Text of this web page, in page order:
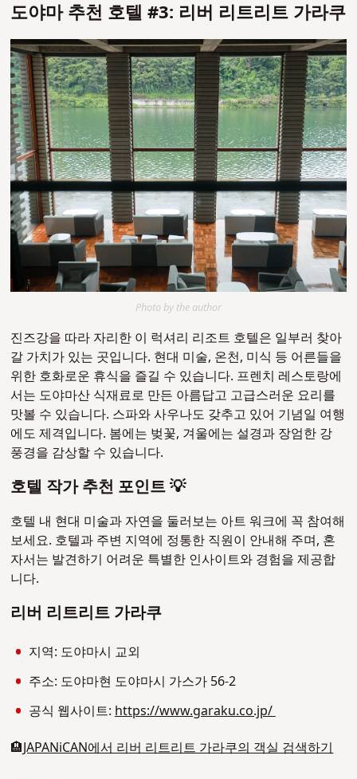
도야마 추천 호텔 #3: 리버 리트리트 가라쿠
Photo by the author
진즈강을 따라 자리한 이 럭셔리 리조트 호텔은 일부러 찾아
갈 가치가 있는 곳입니다. 현대 미술, 온천, 미식 등 어른들을
위한 호화로운 휴식을 즐길 수 있습니다. 프렌치 레스토랑에
서는 도야마산 식재료로 만든 아름답고 고급스러운 요리를
맛볼 수 있습니다. 스파와 사우나도 갖추고 있어 기념일 여행
에도 제격입니다. 봄에는 벚꽃, 겨울에는 설경과 장엄한 강
풍경을 감상할 수 있습니다.
호텔 작가 추천 포인트 💡
호텔 내 현대 미술과 자연을 둘러보는 아트 워크에 꼭 참여해
보세요. 호텔과 주변 지역에 정통한 직원이 안내해 주며, 혼
자서는 발견하기 어려운 특별한 인사이트와 경험을 제공합
니다.
리버 리트리트 가라쿠
지역: 도야마시 교외
주소: 도야마현 도야마시 가스가 56-2
공식 웹사이트:https://www.garaku.co.jp/
🏨JAPANiCAN에서 리버 리트리트 가라쿠의 객실 검색하기